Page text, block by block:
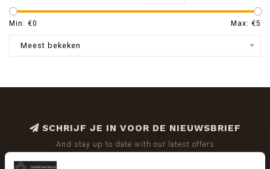
Min: €0 Max: €5
Meest bekeken
SCHRIJF JE IN VOOR DE NIEUWSBRIEF
And stay up to date with our latest offers